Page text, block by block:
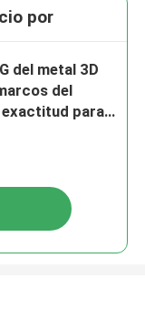
por
del metal 3D
del
para